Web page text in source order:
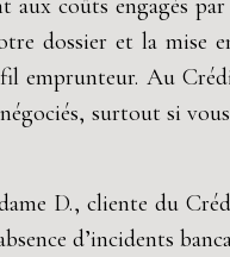
aux coûts engagés
dossier et la mise
Au
surtout si
D., cliente du
d’incidents